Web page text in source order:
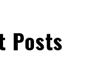
Posts